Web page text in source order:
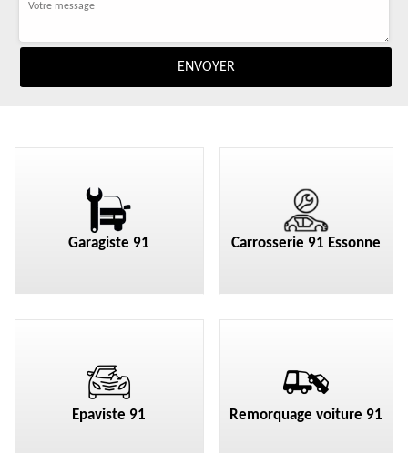
Garagiste 91 Carrosserie 91 Essonne
Epaviste 91 Remorquage voiture 91